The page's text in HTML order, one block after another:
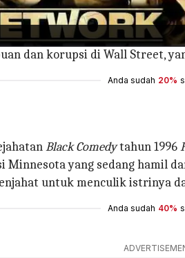
biografi tahun 2013 arahan
dengan nama yang sama,
dan korupsi di Wall Street,
Anda sudah 20%
Black Comedytahun 1996
Minnesota yang sedang
untuk menculik istrinya
Anda sudah 40%